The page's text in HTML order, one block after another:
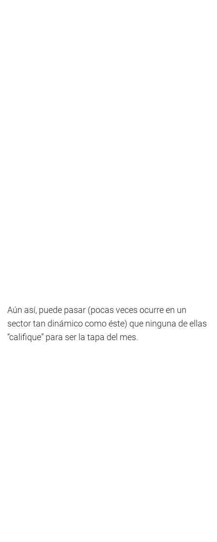
Aún así, puede pasar (pocas veces ocurre en un
sector tan dinámico como éste) que ninguna de ellas
“califique” para ser la tapa del mes.